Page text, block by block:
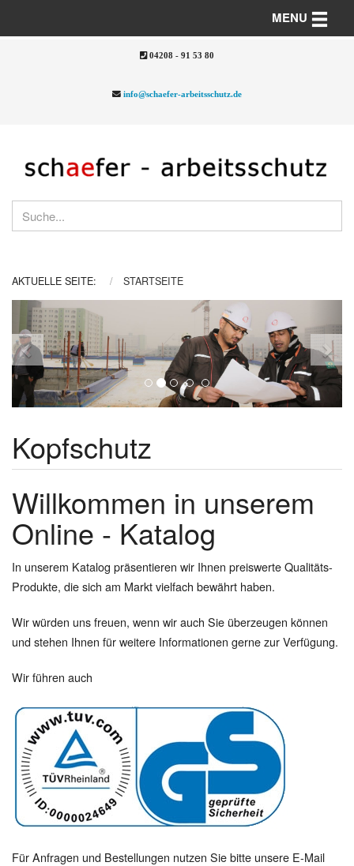
04208 - 91 53 80
info@schaefer-arbeitsschutz.de
MENU Toggle
AKTUELLE SEITE: STARTSEITE
Previous
Kopfschutz
Willkommen in unserem
Online - Katalog
In unserem Katalog präsentieren wir Ihnen preiswerte Qualitäts-
Produkte, die sich am Markt vielfach bewährt haben.
Wir würden uns freuen, wenn wir auch Sie überzeugen können
und stehen Ihnen für weitere Informationen gerne zur Verfügung.
Wir führen auch
Für Anfragen und Bestellungen nutzen Sie bitte unsere E-Mail